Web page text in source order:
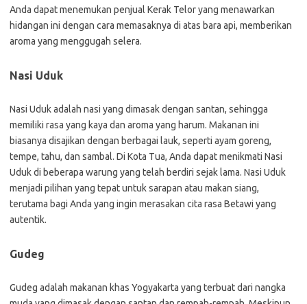
Anda dapat menemukan penjual Kerak Telor yang menawarkan
hidangan ini dengan cara memasaknya di atas bara api, memberikan
aroma yang menggugah selera.
Nasi Uduk
Nasi Uduk adalah nasi yang dimasak dengan santan, sehingga
memiliki rasa yang kaya dan aroma yang harum. Makanan ini
biasanya disajikan dengan berbagai lauk, seperti ayam goreng,
tempe, tahu, dan sambal. Di Kota Tua, Anda dapat menikmati Nasi
Uduk di beberapa warung yang telah berdiri sejak lama. Nasi Uduk
menjadi pilihan yang tepat untuk sarapan atau makan siang,
terutama bagi Anda yang ingin merasakan cita rasa Betawi yang
autentik.
Gudeg
Gudeg adalah makanan khas Yogyakarta yang terbuat dari nangka